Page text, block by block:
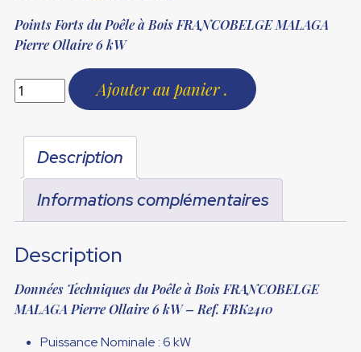
initial
était :
1979,00 €.
actuel
1299,00 €.
Points Forts du Poêle à Bois FRANCOBELGE MALAGA
Pierre Ollaire 6 kW
Ajouter au panier
Description
Informations complémentaires
Description
Données Techniques du Poêle à Bois FRANCOBELGE
MALAGA Pierre Ollaire 6 kW – Ref. FBK2410
Puissance Nominale : 6 kW